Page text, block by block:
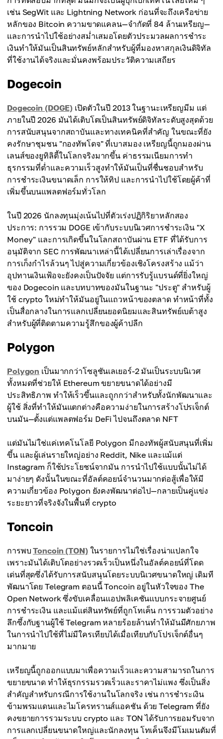
เช่น SegWit และ Lightning Network ก่อนที่จะถึงเครือข่าย
หลักของ Bitcoin ความขาดแคลน—จำกัดที่ 84 ล้านเหรียญ—
และการนำไปใช้อย่างสม่ำเสมอโดยตัวประมวลผลการชำระ
เงินทำให้มันเป็นสินทรัพย์หลักสำหรับผู้ที่มองหาสกุลเงินดิจิทัล
ที่ใช้งานได้จริงและมั่นคงพร้อมประวัติความเสถียร
Dogecoin
Dogecoin (DOGE) เปิดตัวในปี 2013 ในฐานะเหรียญมีม แต่
ภายในปี 2026 มันได้เติบโตเป็นสินทรัพย์ดิจิทัลระดับสูงสุดด้วย
การสนับสนุนจากสถาบันและทางเทคนิคที่สำคัญ ในขณะที่ยัง
คงรักษาชุมชน "กองทัพโดจ" ที่เบาสมอง เหรียญนี้ถูกมองผ่าน
เลนส์ของยูทิลิตี้ในโลกจริงมากขึ้น ค่าธรรมเนียมการทำ
ธุรกรรมที่ต่ำและความเร็วสูงทำให้มันเป็นที่ชื่นชอบสำหรับ
การชำระเงินขนาดเล็ก การให้ทิป และการนำไปใช้โดยผู้ค้าที่
เพิ่มขึ้นบนแพลตฟอร์มทั่วโลก
ในปี 2026 นักลงทุนมุ่งเน้นไปที่ตัวเร่งปฏิกิริยาหลักสอง
ประการ: การรวม DOGE เข้ากับระบบนิเวศการชำระเงิน "X
Money" และการเกิดขึ้นในโลกสถาบันผ่าน ETF ที่ได้รับการ
อนุมัติจาก SEC การพัฒนาเหล่านี้ได้เปลี่ยนการเล่าเรื่องจาก
การเก็งกำไรล้วนๆ ไปสู่ความเกี่ยวข้องเชิงโครงสร้าง แม้ว่า
อุปทานเงินเฟ้อจะยังคงเป็นปัจจัย แต่การรับรู้แบรนด์ที่ยิ่งใหญ่
ของ Dogecoin และบทบาทของมันในฐานะ "ประตู" สำหรับผู้
ใช้ crypto ใหม่ทำให้มันอยู่ในแถวหน้าของตลาด ทำหน้าที่ทั้ง
เป็นสื่อกลางในการแลกเปลี่ยนยอดนิยมและสินทรัพย์เบต้าสูง
สำหรับผู้ที่ติดตามความรู้สึกของผู้ค้าปลีก
Polygon
Polygon เป็นมากกว่าโซลูชันเลเยอร์-2 มันเป็นระบบนิเวศ
ทั้งหมดที่ช่วยให้ Ethereum ขยายขนาดได้อย่างมี
ประสิทธิภาพ ทำให้เร็วขึ้นและถูกกว่าสำหรับทั้งนักพัฒนาและ
ผู้ใช้ สิ่งที่ทำให้มันแตกต่างคือความง่ายในการสร้างโปรเจ็กต์
บนมัน—ตั้งแต่แพลตฟอร์ม DeFi ไปจนถึงตลาด NFT
แต่มันไม่ใช่แค่เทคโนโลยี Polygon มีกองทัพผู้สนับสนุนที่เพิ่ม
ขึ้น และผู้เล่นรายใหญ่อย่าง Reddit, Nike และแม้แต่
Instagram ก็ใช้ประโยชน์จากมัน การนำไปใช้แบบนั้นไม่ได้
มาง่ายๆ ดังนั้นในขณะที่อัลต์คอยน์จำนวนมากต่อสู้เพื่อให้มี
ความเกี่ยวข้อง Polygon ยังคงพัฒนาต่อไป—กลายเป็นคู่แข่ง
ระยะยาวที่จริงจังในพื้นที่ crypto
Toncoin
การพบToncoin (TON) ในรายการไม่ใช่เรื่องน่าแปลกใจ
เพราะมันได้เติบโตอย่างรวดเร็วเป็นหนึ่งในอัลต์คอยน์ที่โดด
เด่นที่สุดซึ่งได้รับการสนับสนุนโดยระบบนิเวศขนาดใหญ่ เดิมที
พัฒนาโดย Telegram ตอนนี้ Toncoin อยู่ในหัวใจของ The
Open Network ซึ่งขับเคลื่อนแอปพลิเคชันแบบกระจายศูนย์
การชำระเงิน และแม้แต่สินทรัพย์ที่ถูกโทเค็น การรวมตัวอย่าง
ลึกซึ้งกับฐานผู้ใช้ Telegram หลายร้อยล้านทำให้มันมีศักยภาพ
ในการนำไปใช้ที่ไม่มีใครเทียบได้เมื่อเทียบกับโปรเจ็กต์อื่นๆ
มากมาย
เหรียญนี้ถูกออกแบบมาเพื่อความเร็วและความสามารถในการ
ขยายขนาด ทำให้ธุรกรรมรวดเร็วและราคาไม่แพง ซึ่งเป็นสิ่ง
สำคัญสำหรับกรณีการใช้งานในโลกจริง เช่น การชำระเงิน
ข้ามพรมแดนและไมโครทรานส์แอคชัน ด้วย Telegram ที่ยัง
คงขยายการรวมระบบ crypto และ TON ได้รับการยอมรับจาก
การแลกเปลี่ยนขนาดใหญ่และนักลงทุน โทเค็นจึงมีโมเมนตัมที่